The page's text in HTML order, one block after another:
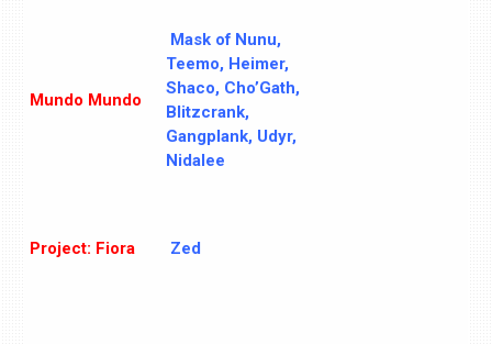
Mundo Mundo
Mask of Nunu,
Teemo, Heimer,
Shaco, Cho’Gath,
Blitzcrank,
Gangplank, Udyr,
Nidalee
Project: Fiora Zed